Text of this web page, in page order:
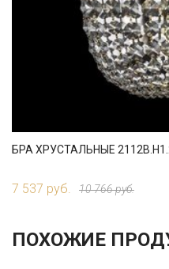
БРА ХРУСТАЛЬНЫЕ
7 537 руб. 10 766 руб.
ПОХОЖИЕ